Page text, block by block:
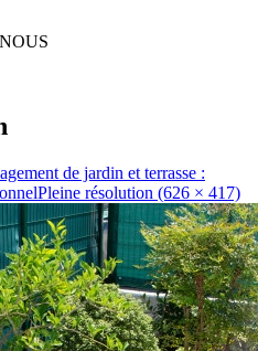
de jardin et terrasse :
Pleine résolution (626 × 417)